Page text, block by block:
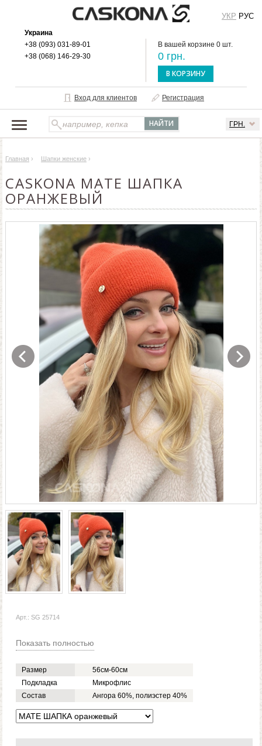
Украина
+38 (093) 031-89-01
+38 (068) 146-29-30
В вашей корзине 0 шт.
0 грн.
В КОРЗИНУ
Вход для клиентов Регистрация
ГРН.
УКР РУС
О БРЕНДЕ
ДОСТАВКА И ОПЛАТА
ОПТОВЫМ КЛИЕНТАМ
Главная › Шапки женские ›
CASKONA MATE ШАПКА
ОРАНЖЕВЫЙ
Арт.: SG 25714
Показать полностью
Размер
56см-60см
Подкладка
Микрофлис
Состав
Ангора 60%, полиэстер 40%